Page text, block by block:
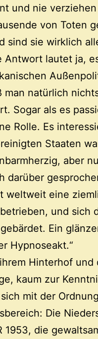
und nie
von Toten
sind sie wirklich
Antwort lautet ja,
natürlich
Sogar als es
Rolle. Es
Staaten
aber
darüber
weltweit eine
und sich
Ein
Hypnoseakt.“
Hinterhof und
kaum zur
mit der
Die
1953, die